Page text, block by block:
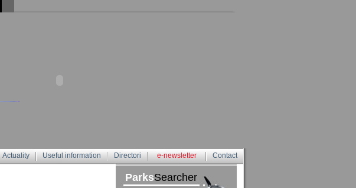
Contact
e-newsletter
Directori
Useful information
Actuality
ParksSearcher